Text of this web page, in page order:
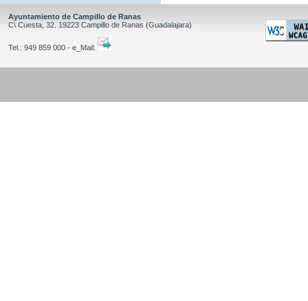
Ayuntamiento de Campillo de Ranas
C\ Cuesta, 32. 19223 Campillo de Ranas (Guadalajara)
Tel.: 949 859 000 - e_Mail: